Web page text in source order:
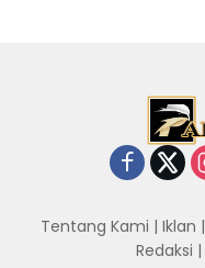
Tentang Kami | Iklan |
Redaksi |